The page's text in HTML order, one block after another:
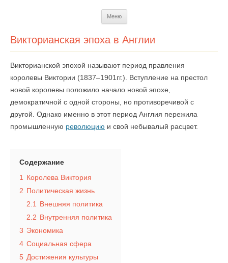
Меню
Викторианская эпоха в Англии
Викторианской эпохой называют период правления
королевы Виктории (1837–1901гг.). Вступление на престол
новой королевы положило начало новой эпохе,
демократичной с одной стороны, но противоречивой с
другой. Однако именно в этот период Англия пережила
промышленную революцию и свой небывалый расцвет.
Содержание
1
Королева Виктория
2 Политическая жизнь
2.1
Внешняя политика
2.2 Внутренняя политика
3 Экономика
4 Социальная сфера
5 Достижения культуры